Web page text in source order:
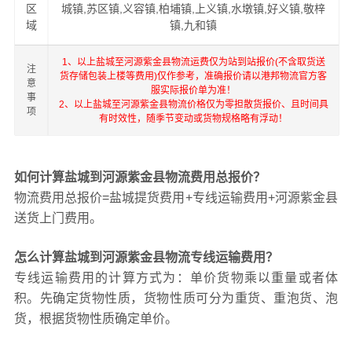
区
域
城镇,苏区镇,义容镇,柏埔镇,上义镇,水墩镇,好义镇,敬梓
镇,九和镇
注
意
事
项
1、以上盐城至河源紫金县物流运费仅为站到站报价(不含取货送
货存储包装上楼等费用)仅作参考，准确报价请以港邦物流官方客
服实际报价单为准！
2、以上盐城至河源紫金县物流价格仅为零担散货报价、且时间具
有时效性，随季节变动或货物规格略有浮动！
如何计算盐城到河源紫金县物流费用总报价？
物流费用总报价=盐城提货费用+专线运输费用+河源紫金县
送货上门费用。
怎么计算盐城到河源紫金县物流专线运输费用？
专线运输费用的计算方式为：单价货物乘以重量或者体
积。先确定货物性质，货物性质可分为重货、重泡货、泡
货，根据货物性质确定单价。